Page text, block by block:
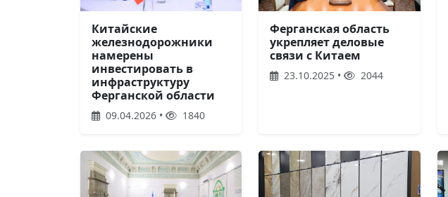
Китайские
железнодорожники
намерены
инвестировать в
инфраструктуру
Ферганской области
09.04.2026 • 1840
Ферганская область
укрепляет деловые
связи с Китаем
23.10.2025 • 2044